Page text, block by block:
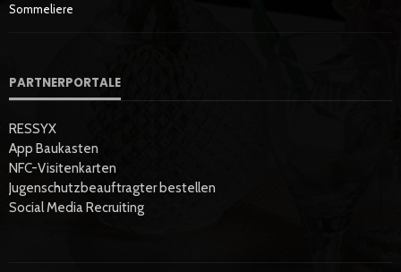
Sommeliere
PARTNERPORTALE
RESSYX
App Baukasten
NFC-Visitenkarten
Jugenschutzbeauftragter bestellen
Social Media Recruiting